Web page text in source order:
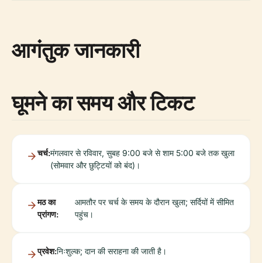
आगंतुक जानकारी
घूमने का समय और टिकट
चर्च:मंगलवार से रविवार, सुबह 9:00 बजे से शाम 5:00 बजे तक खुला
(सोमवार और छुट्टियों को बंद)।
मठ का
प्रांगण:
आमतौर पर चर्च के समय के दौरान खुला; सर्दियों में सीमित
पहुंच।
प्रवेश:निःशुल्क; दान की सराहना की जाती है।